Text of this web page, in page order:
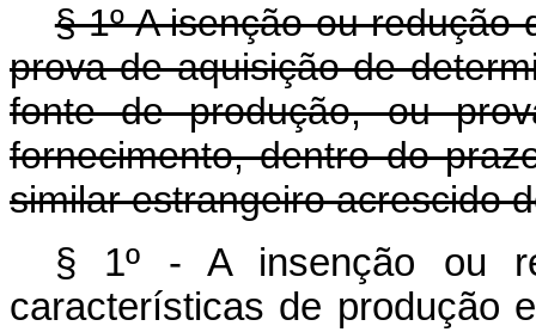
§ 1º A isenção ou
prova de aquisição de
fonte de produção, ou
fornecimento, dentro do
similar estrangeiro acrescido
§ 1º - A insenção ou
características de produção